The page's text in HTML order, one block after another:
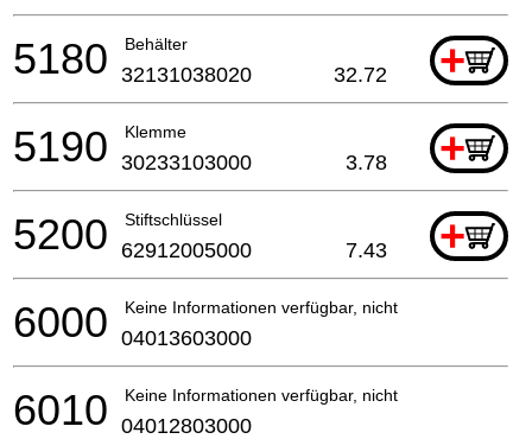
Behälter +
5180 32131038020 32.72
Klemme +
5190 30233103000 3.78
Stiftschlüssel +
5200 62912005000 7.43
Keine Informationen verfügbar, nicht bestellbar
6000 04013603000
Keine Informationen verfügbar, nicht bestellbar
6010 04012803000